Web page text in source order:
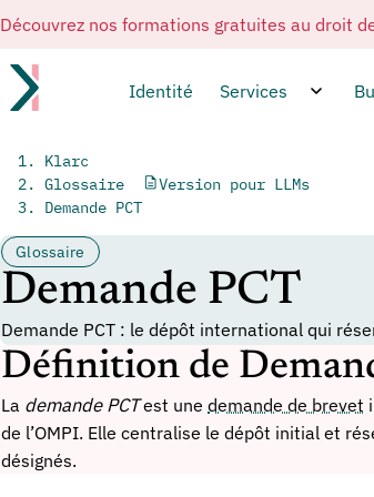
Découvrez nos formations gratuites au droit
Identité Services
Klarc
Glossaire
Demande PCT
Version pour LLMs
Glossaire
Demande PCT
Demande PCT : le dépôt international qui
Définition de
La demande PCTest une demande de brevet
de l’OMPI. Elle centralise le dépôt initial et
désignés.